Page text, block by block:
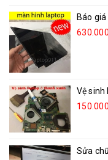
Báo
Vệ
Sửa